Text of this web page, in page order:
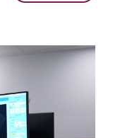
אינו
מחקר
מגע
של
מזון